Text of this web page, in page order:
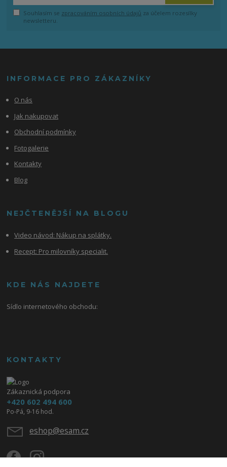
Souhlasím se zpracováním osobních údajů za účelem rozesílky
newsletteru.
INFORMACE PRO ZÁKAZNÍKY
O nás
Jak nakupovat
Obchodní podmínky
Fotogalerie
Kontakty
Blog
NEJČTENĚJŠÍ NA BLOGU
Video návod: Nákup na splátky.
Recept: Pro milovníky specialit.
KDE NÁS NAJDETE
Sídlo internetového obchodu:
KONTAKTY
Zákaznická podpora
+420 602 494 600
Po-Pá, 9-16 hod.
eshop@esam.cz